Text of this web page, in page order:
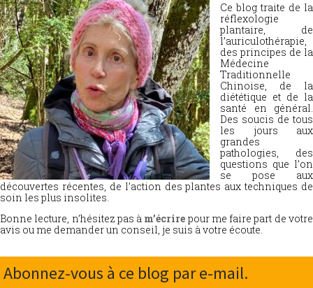
Ce blog traite de la
réflexologie
plantaire, de
l’auriculothérapie,
des principes de la
Médecine
Traditionnelle
Chinoise, de la
diététique et de la
santé en général.
Des soucis de tous
les jours aux
grandes
pathologies, des
questions que l’on
se pose aux
découvertes récentes, de l’action des plantes aux techniques de
soin les plus insolites.
Bonne lecture, n’hésitez pas à m’écrire pour me faire part de votre
avis ou me demander un conseil, je suis à votre écoute.
Abonnez-vous à ce blog par e-mail.